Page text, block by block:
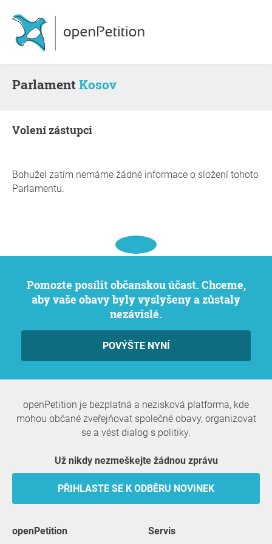
ParlamentKosov
volení zástupci
Bohužel zatím nemáme žádné informace o složení tohoto
Parlamentu.
Pomozte posílit občanskou účast. Chceme,
aby vaše obavy byly vyslyšeny a zůstaly
nezávislé.
POVÝŠTE NYNÍ
openPetition je bezplatná a nezisková platforma, kde
mohou občané zveřejňovat společné obavy, organizovat
se a vést dialog s politiky.
Už nikdy nezmeškejte žádnou zprávu
PŘIHLASTE SE K ODBĚRU NOVINEK
openPetition servis